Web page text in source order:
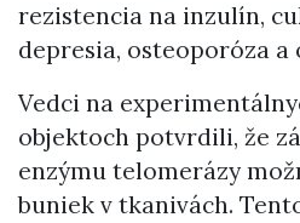
rezistencia na inzulín,
depresia, osteoporóza a
Vedci na
objektoch potvrdili, že
enzýmu telomerázy
buniek v tkanivách.